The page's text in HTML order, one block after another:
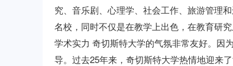
究、音乐剧、心理学、社会工作、旅游管理
名校，同时不仅是在教学上出色，在教育研
学术实力 奇切斯特大学的气氛非常友好。因
导。过去25年来，奇切斯特大学热情地迎来